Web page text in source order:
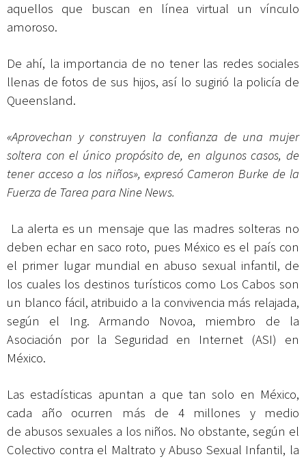
aquellos que buscan en línea virtual un vínculo
amoroso.
De ahí, la importancia de no tener las redes sociales
llenas de fotos de sus hijos, así lo sugirió la policía de
Queensland.
«Aprovechan y construyen la confianza de una mujer
soltera con el único propósito de, en algunos casos, de
tener acceso a los niños», expresó Cameron Burke de la
Fuerza de Tarea para Nine News.
La alerta es un mensaje que las madres solteras no
deben echar en saco roto, pues México es el país con
el primer lugar mundial en abuso sexual infantil, de
los cuales los destinos turísticos como Los Cabos son
un blanco fácil, atribuido a la convivencia más relajada,
según el Ing. Armando Novoa, miembro de la
Asociación por la Seguridad en Internet (ASI) en
México.
Las estadísticas apuntan a que tan solo en México,
cada año ocurren más de 4 millones y medio
de abusos sexuales a los niños. No obstante, según el
Colectivo contra el Maltrato y Abuso Sexual Infantil, la